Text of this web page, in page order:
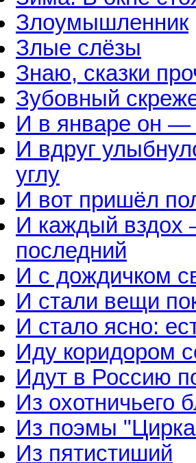
Злоумышленник
Злые слёзы
Знаю, сказки
Зубовный
И в январе он —
И вдруг
углу
И вот пришёл
И каждый вздох
последний
И с дождичком
И стали вещи
И стало ясно:
Иду коридором
Идут в Россию
Из охотничьего
Из поэмы
Из пятистиший